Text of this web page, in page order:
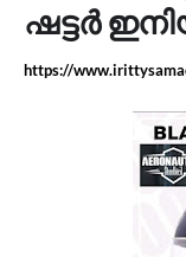
ഷട്ടർ
https://